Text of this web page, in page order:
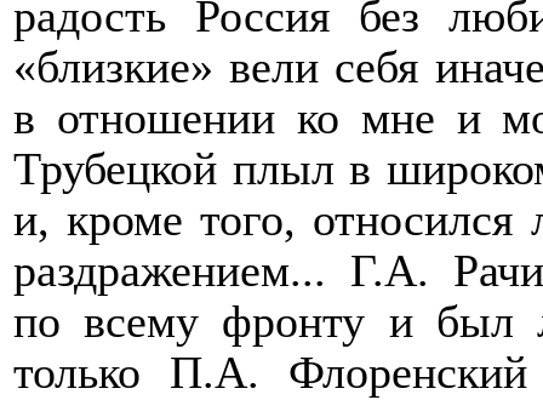
радость Россия без
«близкие» вели себя
в отношении ко мне и
Трубецкой плыл в
и, кроме того,
раздражением... Г.А.
по всему фронту и был
только П.А.